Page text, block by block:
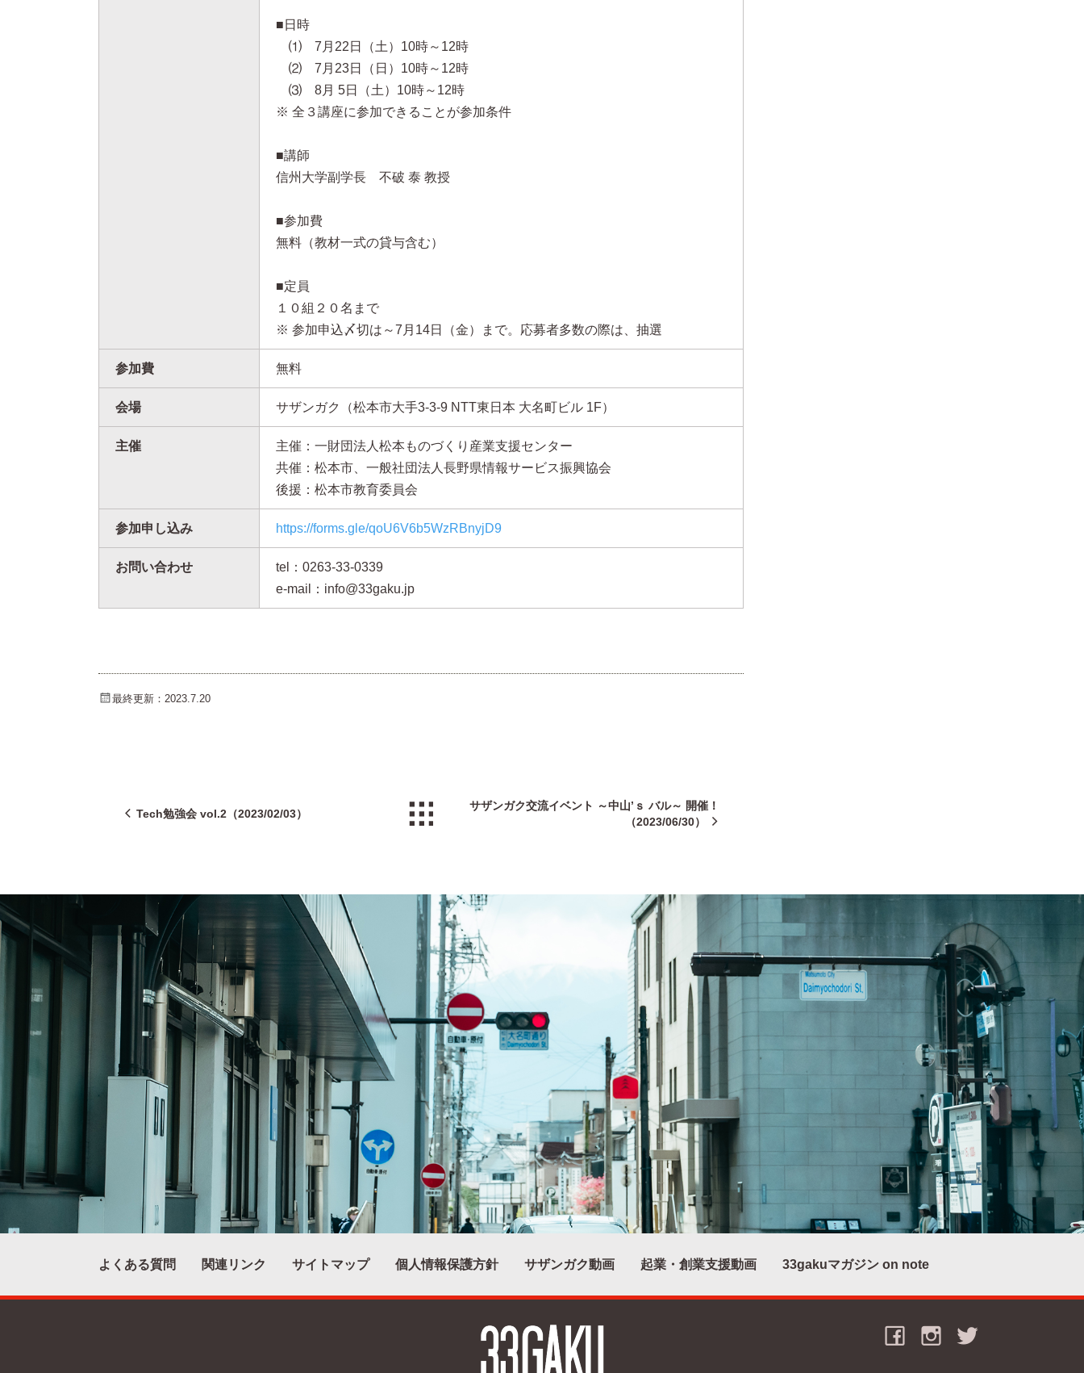
■日時
⑴ 7月22日（土）10時～12時
⑵ 7月23日（日）10時～12時
⑶ 8月 5日（土）10時～12時
※ 全３講座に参加できることが参加条件
■講師
信州大学副学長 不破 泰 教授
■参加費
無料（教材一式の貸与含む）
■定員
１０組２０名まで
※ 参加申込〆切は～7月14日（金）まで。応募者多数の際は、抽選
参加費 無料
会場 サザンガク（松本市大手3-3-9 NTT東日本 大名町ビル 1F）
主催
主催：一財団法人松本ものづくり産業支援センター
共催：松本市、一般社団法人長野県情報サービス振興協会
後援：松本市教育委員会
参加申し込み https://forms.gle/qoU6V6b5WzRBnyjD9
お問い合わせ
tel：0263-33-0339
e-mail：info@33gaku.jp
最終更新：2023.7.20
Tech勉強会 vol.2（2023/02/03）
サザンガク交流イベント ～中山’ｓ バル～ 開催！
（2023/06/30）
よくある質問 関連リンク サイトマップ 個人情報保護方針 サザンガク動画 起業・創業支援動画 33gakuマガジン on note